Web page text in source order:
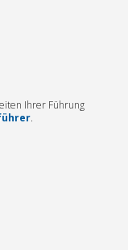
Ihrer Führung
.